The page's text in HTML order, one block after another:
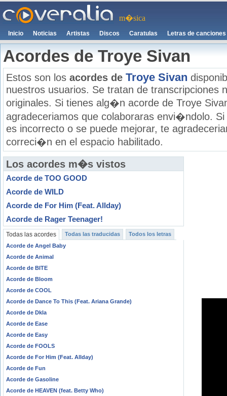
m�sica
Inicio Noticias Artistas Discos Caratulas Letras de canciones
Acordes de Troye Sivan
Estos son los acordes de Troye Sivan
nuestros usuarios. Se tratan de transcripciones
originales. Si tienes alg�n acorde de Troye
agradeceriamos que colaboraras envi�ndolo.
es incorrecto o se puede mejorar, te
correci�n en el espacio habilitado.
Los acordes m�s vistos
Acorde de TOO GOOD
Acorde de WILD
Acorde de For Him (Feat. Allday)
Acorde de Rager Teenager!
Todas las acordes Todas las traducidas
Todos los letras
Acorde de Angel Baby
Acorde de Animal
Acorde de BITE
Acorde de Bloom
Acorde de COOL
Acorde de Dance To This (Feat. Ariana Grande)
Acorde de Dkla
Acorde de Ease
Acorde de Easy
Acorde de FOOLS
Acorde de For Him (Feat. Allday)
Acorde de Fun
Acorde de Gasoline
Acorde de HEAVEN (feat. Betty Who)